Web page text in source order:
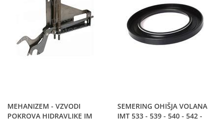
MEHANIZEM - VZVODI
POKROVA HIDRAVLIKE IM
SEMERING OHIŠJA VOLANA
IMT 533 - 539 - 540 - 542 -